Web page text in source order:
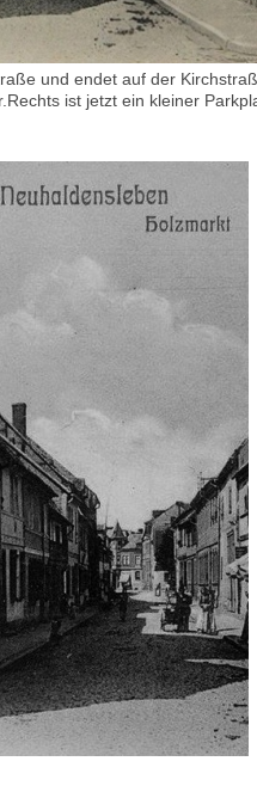
und endet auf der
ist jetzt ein kleiner